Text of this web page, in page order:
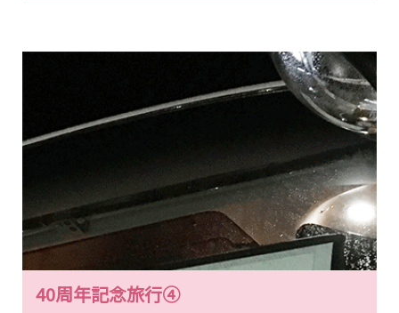
40周年記念旅行④